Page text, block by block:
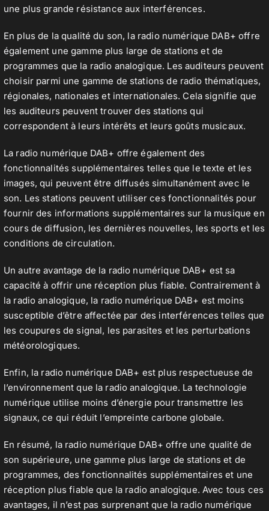
une plus grande résistance aux interférences.
En plus de la qualité du son, la radio numérique DAB+ offre
également une gamme plus large de stations et de
programmes que la radio analogique. Les auditeurs peuvent
choisir parmi une gamme de stations de radio thématiques,
régionales, nationales et internationales. Cela signifie que
les auditeurs peuvent trouver des stations qui
correspondent à leurs intérêts et leurs goûts musicaux.
La radio numérique DAB+ offre également des
fonctionnalités supplémentaires telles que le texte et les
images, qui peuvent être diffusés simultanément avec le
son. Les stations peuvent utiliser ces fonctionnalités pour
fournir des informations supplémentaires sur la musique en
cours de diffusion, les dernières nouvelles, les sports et les
conditions de circulation.
Un autre avantage de la radio numérique DAB+ est sa
capacité à offrir une réception plus fiable. Contrairement à
la radio analogique, la radio numérique DAB+ est moins
susceptible d’être affectée par des interférences telles que
les coupures de signal, les parasites et les perturbations
météorologiques.
Enfin, la radio numérique DAB+ est plus respectueuse de
l’environnement que la radio analogique. La technologie
numérique utilise moins d’énergie pour transmettre les
signaux, ce qui réduit l’empreinte carbone globale.
En résumé, la radio numérique DAB+ offre une qualité de
son supérieure, une gamme plus large de stations et de
programmes, des fonctionnalités supplémentaires et une
réception plus fiable que la radio analogique. Avec tous ces
avantages, il n’est pas surprenant que la radio numérique